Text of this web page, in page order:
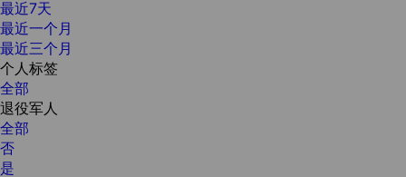
最近7天
最近一个月
最近三个月
个人标签
全部
退役军人
全部
否
是